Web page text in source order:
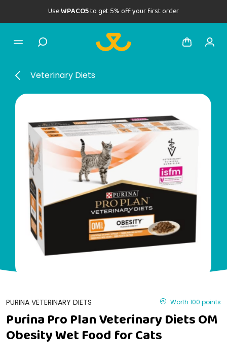
UseWPACO5to get 5% off your first order
Veterinary Diets
PURINA VETERINARY DIETS Worth 100 points
Purina Pro Plan Veterinary Diets OM
Obesity Wet Food for Cats